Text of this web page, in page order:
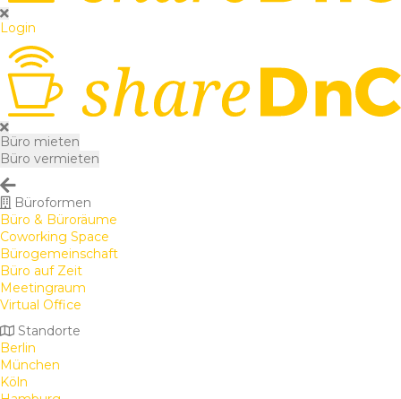
Login
Büro mieten
Büro vermieten
Büroformen
Büro & Büroräume
Coworking Space
Bürogemeinschaft
Büro auf Zeit
Meetingraum
Virtual Office
Standorte
Berlin
München
Köln